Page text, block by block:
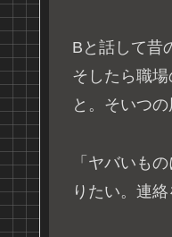
Bと話して昔
そしたら職
と。そいつの
「ヤバいも
りたい。連